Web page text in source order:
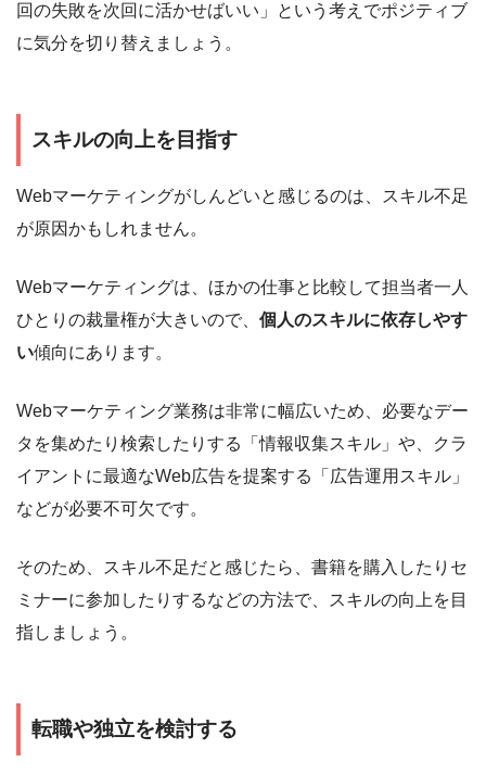
回の失敗を次回に活かせばいい」という考えでポジティブ
に気分を切り替えましょう。
スキルの向上を目指す
Webマーケティングがしんどいと感じるのは、スキル不足
が原因かもしれません。
Webマーケティングは、ほかの仕事と比較して担当者一人
ひとりの裁量権が大きいので、 個人のスキルに依存しやす
い傾向にあります。
Webマーケティング業務は非常に幅広いため、必要なデー
タを集めたり検索したりする「情報収集スキル」や、クラ
イアントに最適なWeb広告を提案する「広告運用スキル」
などが必要不可欠です。
そのため、スキル不足だと感じたら、書籍を購入したりセ
ミナーに参加したりするなどの方法で、スキルの向上を目
指しましょう。
転職や独立を検討する